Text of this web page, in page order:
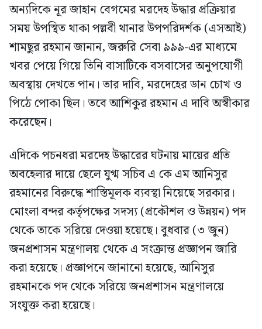
অন্যদিকে নূর জাহান বেগমের মরদেহ উদ্ধার প্রক্রিয়ার
সময় উপস্থিত থাকা পল্লবী থানার উপপরিদর্শক (এসআই)
শামছুর রহমান জানান, জরুরি সেবা ৯৯৯-এর মাধ্যমে
খবর পেয়ে গিয়ে তিনি বাসাটিকে বসবাসের অনুপযোগী
অবস্থায় দেখতে পান। তার দাবি, মরদেহের ডান চোখ ও
পিঠে পোকা ছিল। তবে আশিকুর রহমান এ দাবি অস্বীকার
করেছেন।
এদিকে পচনধরা মরদেহ উদ্ধারের ঘটনায় মায়ের প্রতি
অবহেলার দায়ে ছেলে যুগ্ম সচিব এ কে এম আনিসুর
রহমানের বিরুদ্ধে শাস্তিমূলক ব্যবস্থা নিয়েছে সরকার।
মোংলা বন্দর কর্তৃপক্ষের সদস্য (প্রকৌশল ও উন্নয়ন) পদ
থেকে তাকে সরিয়ে দেওয়া হয়েছে। বুধবার (৩ জুন)
জনপ্রশাসন মন্ত্রণালয় থেকে এ সংক্রান্ত প্রজ্ঞাপন জারি
করা হয়েছে। প্রজ্ঞাপনে জানানো হয়েছে, আনিসুর
রহমানকে পদ থেকে সরিয়ে জনপ্রশাসন মন্ত্রণালয়ে
সংযুক্ত করা হয়েছে।